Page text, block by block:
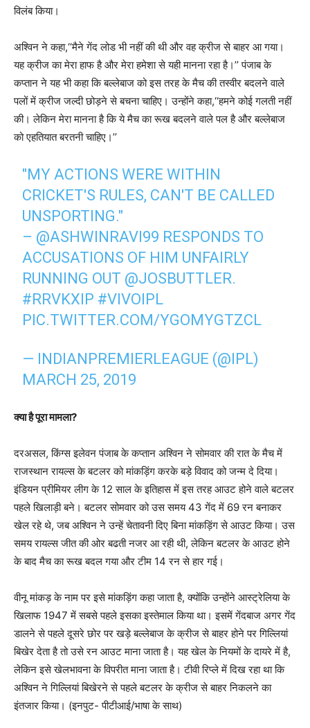
विलंब किया।
अश्विन ने कहा,‘‘मैने गेंद लोड भी नहीं की थी और वह क्रीज से बाहर आ गया।
यह क्रीज का मेरा हाफ है और मेरा हमेशा से यही मानना रहा है।’’ पंजाब के
कप्तान ने यह भी कहा कि बल्लेबाज को इस तरह के मैच की तस्वीर बदलने वाले
पलों में क्रीज जल्दी छोड़ने से बचना चाहिए। उन्होंने कहा,‘‘हमने कोई गलती नहीं
की। लेकिन मेरा मानना है कि ये मैच का रूख बदलने वाले पल है और बल्लेबाज
को एहतियात बरतनी चाहिए।’’
"MY ACTIONS WERE WITHIN
CRICKET'S RULES, CAN'T BE CALLED
UNSPORTING."
– @ASHWINRAVI99 RESPONDS TO
ACCUSATIONS OF HIM UNFAIRLY
RUNNING OUT @JOSBUTTLER.
#RRVKXIP #VIVOIPL
PIC.TWITTER.COM/YGOMYGTZCL
— INDIANPREMIERLEAGUE (@IPL)
MARCH 25, 2019
क्या है पूरा मामला?
दरअसल, किंग्स इलेवन पंजाब के कप्तान अश्विन ने सोमवार की रात के मैच में
राजस्थान रायल्स के बटलर को मांकड़िंग करके बड़े विवाद को जन्म दे दिया।
इंडियन प्रीमियर लीग के 12 साल के इतिहास में इस तरह आउट होने वाले बटलर
पहले खिलाड़ी बने। बटलर सोमवार को उस समय 43 गेंद में 69 रन बनाकर
खेल रहे थे, जब अश्विन ने उन्हें चेतावनी दिए बिना मांकड़िंग से आउट किया। उस
समय रायल्स जीत की ओर बढती नजर आ रही थी, लेकिन बटलर के आउट होने
के बाद मैच का रूख बदल गया और टीम 14 रन से हार गई।
वीनू मांकड़ के नाम पर इसे मांकड़िंग कहा जाता है, क्योंकि उन्होंने आस्ट्रेलिया के
खिलाफ 1947 में सबसे पहले इसका इस्तेमाल किया था। इसमें गेंदबाज अगर गेंद
डालने से पहले दूसरे छोर पर खड़े बल्लेबाज के क्रीज से बाहर होने पर गिल्लियां
बिखेर देता है तो उसे रन आउट माना जाता है। यह खेल के नियमों के दायरे में है,
लेकिन इसे खेलभावना के विपरीत माना जाता है। टीवी रिप्ले में दिख रहा था कि
अश्विन ने गिल्लियां बिखेरने से पहले बटलर के क्रीज से बाहर निकलने का
इंतजार किया। (इनपुट- पीटीआई/भाषा के साथ)